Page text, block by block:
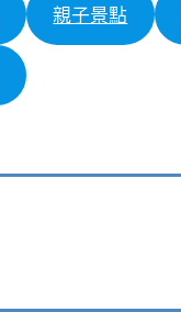
親子景點